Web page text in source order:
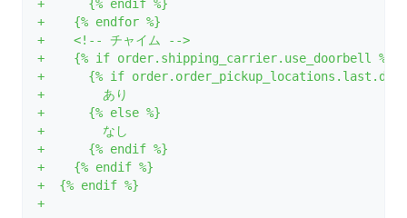
+      {% endif %}
+    {% endfor %}
+    <!-- チャイム -->
+    {% if order.shipping_carrier.use_doorbell %}
+      {% if
+        あり
+      {% else %}
+        なし
+      {% endif %}
+    {% endif %}
+  {% endif %}
+